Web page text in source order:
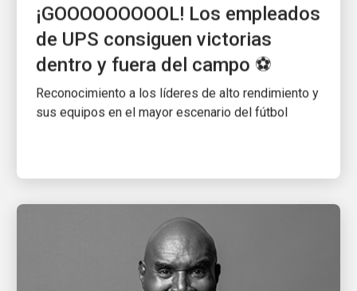
¡GOOOOOOOOOL! Los empleados
de UPS consiguen victorias
dentro y fuera del campo ⚽
Reconocimiento a los líderes de alto rendimiento y
sus equipos en el mayor escenario del fútbol